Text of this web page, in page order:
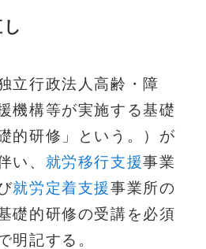
立行政法人高齢・障
機構等が実施する基礎
的研修」という。）が
い、 就労移行支援事業
就労定着支援事業所の
礎的研修の受講を必須
明記する。